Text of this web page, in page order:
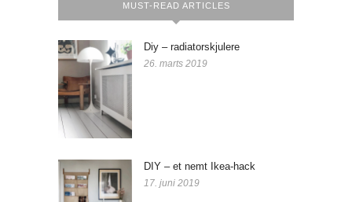
MUST-READ ARTICLES
Diy – radiatorskjulere
26. marts 2019
DIY – et nemt Ikea-hack
17. juni 2019